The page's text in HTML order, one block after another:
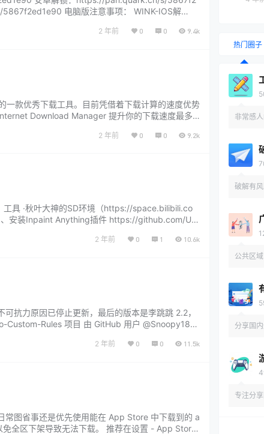
电脑版注意事项： WINK-IOS解
2 年前 0 0 9.4k
款优秀下载工具。目前凭借着下载计算的速度优势
Download Manager 提升你的下载速度最多
下载点技术，而且它会重…...
2 年前 0 0 9.2k
具 ·秋叶大神的SD环境（https://space.bilibili.co
安装Inpaint Anything插件 https://github.com/Um
2 年前 0 1 10.6k
抗力原因已停止更新，最后的版本是李跳跳 2.2，
Custom-Rules 项目 由 GitHub 用户 @Snoopy186
李跳跳在…...
2 年前 0 0 11.5k
常图省事还是优先使用能在 App Store 中下载到的 a
全区下架导致无法下载。 推荐在设置 - App Stor
热门圈子
非常感
破解有
试安装
公共区
分享国
专注分